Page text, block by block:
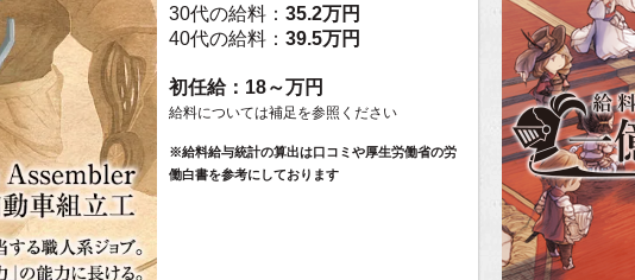
30代の給料： 35.2万円
40代の給料： 39.5万円
初任給：18～万円
給料については補足を参照ください
※給料給与統計の算出は口コミや厚生労働省の労
働白書を参考にしております